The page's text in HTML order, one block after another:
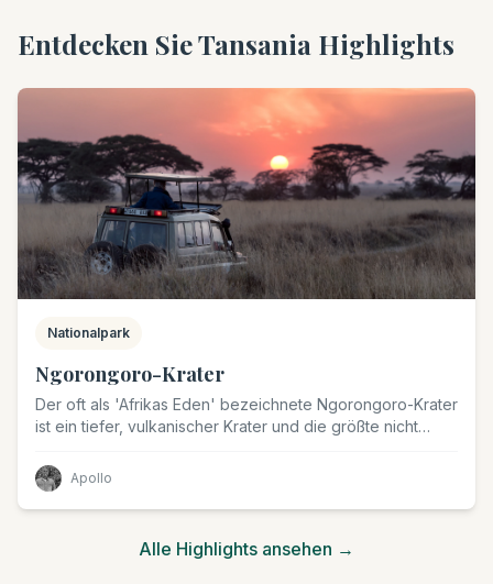
Entdecken Sie Tansania Highlights
Nationalpark
Ngorongoro-Krater
Der oft als 'Afrikas Eden' bezeichnete Ngorongoro-Krater
ist ein tiefer, vulkanischer Krater und die größte nicht
UNESCO-Weltkulturerbe beherbergt eine unglaubliche
Konzentration von Wildtieren, darunter die höchste Dichte
an Löwen und viele gefährdete schwarze Nashörner.
Apollo
Alle Highlights ansehen →